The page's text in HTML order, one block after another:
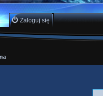
Zaloguj się Zarejestruj się